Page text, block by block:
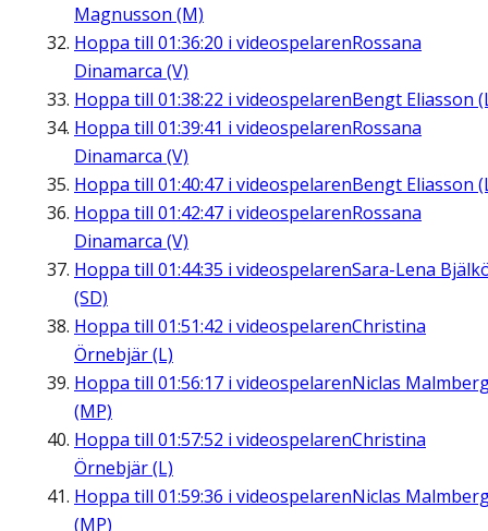
Magnusson (M)
Hoppa till 01:36:20 i videospelarenRossana
Dinamarca (V)
Hoppa till 01:38:22 i videospelarenBengt Eliasson
Hoppa till 01:39:41 i videospelarenRossana
Dinamarca (V)
Hoppa till 01:40:47 i videospelarenBengt Eliasson
Hoppa till 01:42:47 i videospelarenRossana
Dinamarca (V)
Hoppa till 01:44:35 i videospelarenSara-Lena
(SD)
Hoppa till 01:51:42 i videospelarenChristina
Örnebjär (L)
Hoppa till 01:56:17 i videospelarenNiclas
(MP)
Hoppa till 01:57:52 i videospelarenChristina
Örnebjär (L)
Hoppa till 01:59:36 i videospelarenNiclas
(MP)